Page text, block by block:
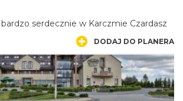
serdecznie w Karczmie Czardasz
DODAJ DO PLANERA